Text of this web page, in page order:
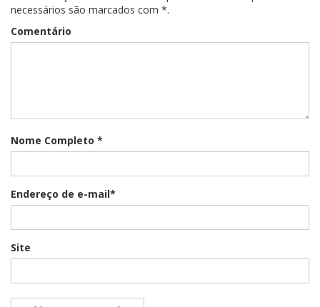
necessários são marcados com *.
Comentário
Nome Completo *
Endereço de e-mail*
Site